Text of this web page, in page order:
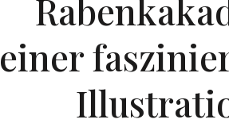
einer